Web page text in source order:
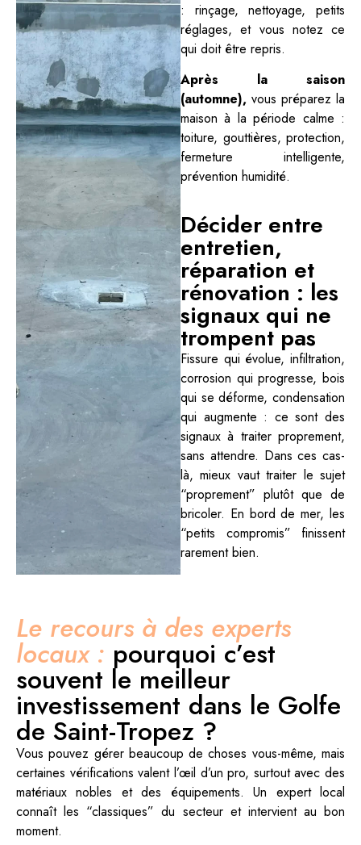
: rinçage, nettoyage, petits
réglages, et vous notez ce
qui doit être repris.
Après la saison
(automne), vous préparez la
maison à la période calme :
toiture, gouttières, protection,
fermeture intelligente,
prévention humidité.
Décider entre
entretien,
réparation et
rénovation : les
signaux qui ne
trompent pas
Fissure qui évolue, infiltration,
corrosion qui progresse, bois
qui se déforme, condensation
qui augmente : ce sont des
signaux à traiter proprement,
sans attendre. Dans ces cas-
là, mieux vaut traiter le sujet
“proprement” plutôt que de
bricoler. En bord de mer, les
“petits compromis” finissent
rarement bien.
Le recours à des experts
locaux : pourquoi c’est
souvent le meilleur
investissement dans le Golfe
de Saint-Tropez ?
Vous pouvez gérer beaucoup de choses vous-même, mais
certaines vérifications valent l’œil d’un pro, surtout avec des
matériaux nobles et des équipements. Un expert local
connaît les “classiques” du secteur et intervient au bon
moment.